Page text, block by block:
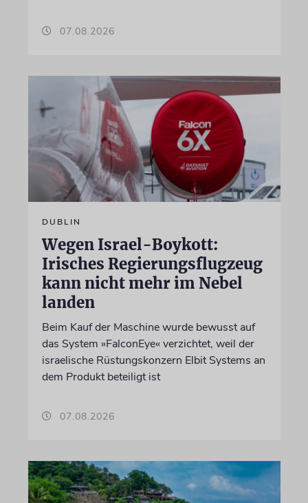
07.08.2026
DUBLIN
Wegen Israel-Boykott:
Irisches Regierungsflugzeug
kann nicht mehr im Nebel
landen
Beim Kauf der Maschine wurde bewusst auf
das System »FalconEye« verzichtet, weil der
israelische Rüstungskonzern Elbit Systems an
dem Produkt beteiligt ist
07.08.2026